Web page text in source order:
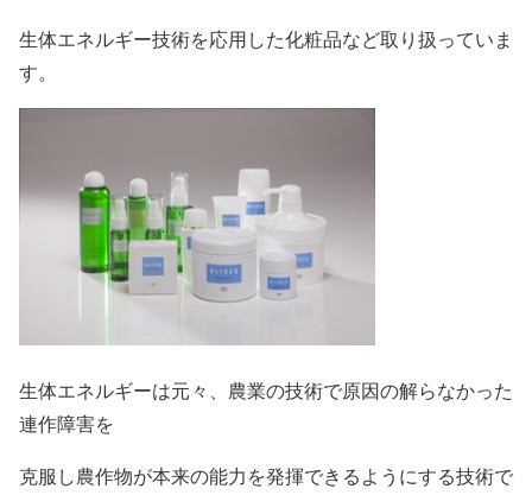
生体エネルギー技術を応用した化粧品など取り扱っていま
す。
生体エネルギーは元々、農業の技術で原因の解らなかった
連作障害を
克服し農作物が本来の能力を発揮できるようにする技術で